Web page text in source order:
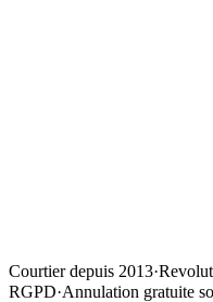
Courtier depuis 2013·Revolut
RGPD·Annulation gratuite